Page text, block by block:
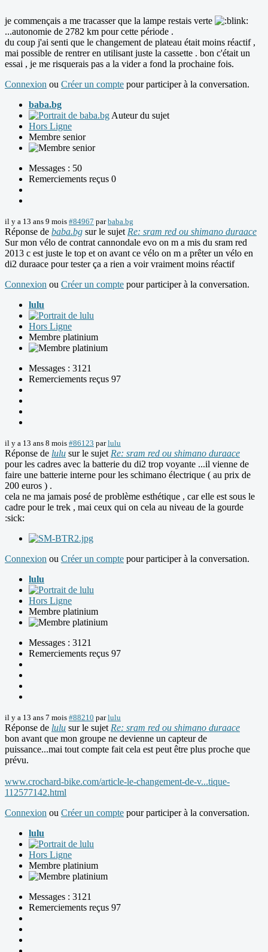
je commençais a me tracasser que la lampe restais verte
...autonomie de 2782 km pour cette période .
du coup j'ai senti que le changement de plateau était moins réactif ,
mai possible de rentrer en utilisant juste la cassette . bon c'était un
essai , je me risquerais pas a la vider a fond la prochaine fois.
Connexion ou Créer un compte pour participer à la conversation.
baba.bg
Auteur du sujet
Hors Ligne
Membre senior
Messages : 50
Remerciements reçus 0
il y a 13 ans 9 mois #84967 parbaba.bg
Réponse de baba.bg sur le sujet Re: sram red ou shimano duraace
Sur mon vélo de contrat cannondale evo on m a mis du sram red
2013 c est juste le top et on avant ce vélo on m a prêter un vélo en
di2 duraace pour tester ça a rien a voir vraiment moins réactif
Connexion ou Créer un compte pour participer à la conversation.
lulu
Hors Ligne
Membre platinium
Messages : 3121
Remerciements reçus 97
il y a 13 ans 8 mois #86123 parlulu
Réponse de lulu sur le sujet Re: sram red ou shimano duraace
pour les cadres avec la batterie du di2 trop voyante ...il vienne de
faire une batterie interne pour les schimano électrique ( au prix de
200 euros ) .
cela ne ma jamais posé de problème esthétique , car elle est sous le
cadre pour le trek , mai ceux qui on cela au niveau de la gourde
:sick:
Connexion ou Créer un compte pour participer à la conversation.
lulu
Hors Ligne
Membre platinium
Messages : 3121
Remerciements reçus 97
il y a 13 ans 7 mois #88210 parlulu
Réponse de lulu sur le sujet Re: sram red ou shimano duraace
bon avant que mon groupe ne devienne un capteur de
puissance...mai tout compte fait cela est peut être plus proche que
prévu.
www.crochard-bike.com/article-le-changement-de-v...tique-
112577142.html
Connexion ou Créer un compte pour participer à la conversation.
lulu
Hors Ligne
Membre platinium
Messages : 3121
Remerciements reçus 97